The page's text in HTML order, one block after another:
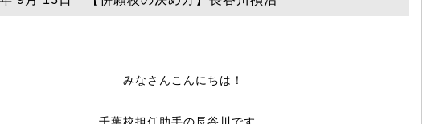
みなさんこんにちは！